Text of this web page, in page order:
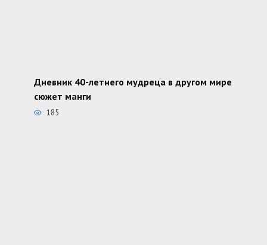
Дневник 40-летнего мудреца в другом мире
сюжет манги
185